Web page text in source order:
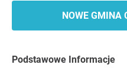
NOWE GMINA
Podstawowe Informacje